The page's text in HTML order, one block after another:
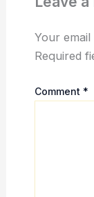
Your
Required
Comment *